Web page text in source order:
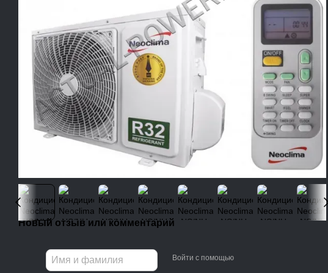
Новый отзыв или комментарий
Войти с помощью